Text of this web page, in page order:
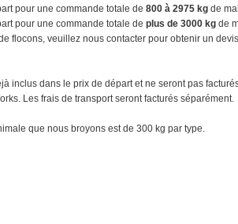
pour une commande totale de 800 à 2975 kg de
pour une commande totale de plus de 3000 kg de
flocons, veuillez nous contacter pour obtenir un
inclus dans le prix de départ et ne seront pas
Les frais de transport seront facturés séparément.
que nous broyons est de 300 kg par type.